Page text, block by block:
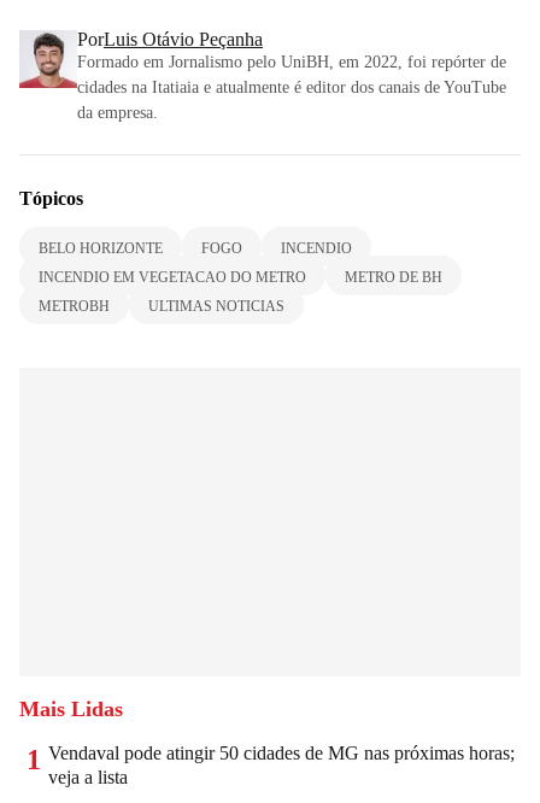
PorLuis Otávio Peçanha
Formado em Jornalismo pelo UniBH, em 2022, foi repórter de
cidades na Itatiaia e atualmente é editor dos canais de YouTube
da empresa.
Tópicos
BELO HORIZONTE FOGO
INCENDIO
INCENDIO EM VEGETACAO DO METRO
METRO DE BH
METROBH
ULTIMAS NOTICIAS
Mais Lidas
1 Vendaval pode atingir 50 cidades de MG nas próximas horas;
veja a lista